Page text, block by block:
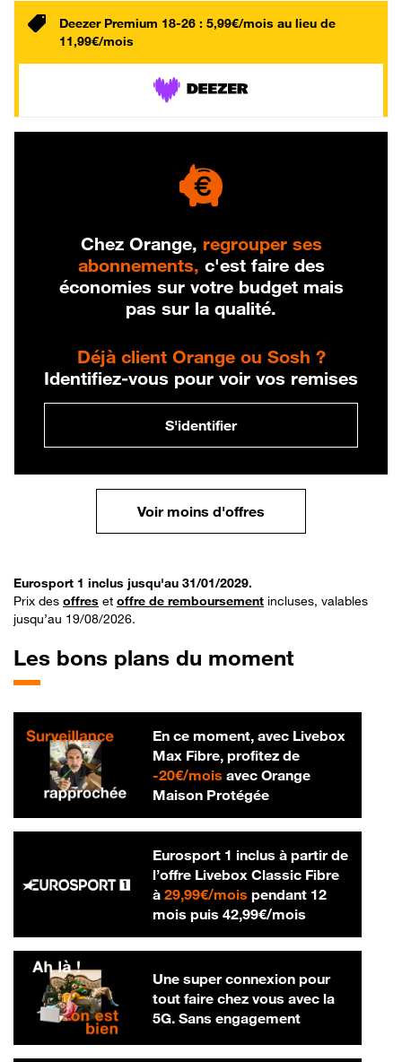
Deezer Premium 18-26 : 5,99€/mois au lieu de
11,99€/mois
Chez Orange, regrouper ses
abonnements, c'est faire des
économies sur votre budget mais
pas sur la qualité.
Déjà client Orange ou Sosh ?
Identifiez-vous pour voir vos remises
S'identifier
Voir moins d'offres
Eurosport 1 inclus jusqu'au 31/01/2029.
Prix des offres et offre de remboursement incluses, valables
jusqu’au 19/08/2026.
Les bons plans du moment
En ce moment, avec Livebox
Max Fibre, profitez de
-20€/mois20 € par mois
avec Orange
Maison Protégée
Eurosport 1 inclus à partir de
l’offre Livebox Classic Fibre
à 29,99€/mois29,99 € par mois
pendant 12
mois puis 42,99€/mois42,99 € par
Une super connexion pour
tout faire chez vous avec la
5G. Sans engagement